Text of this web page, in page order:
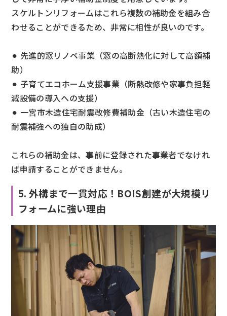
スケルトンリフォームはこれら複数の補助金を組み合
わせることができるため、非常に相性が良いのです。
⚫︎ 先進的窓リノベ事業（窓の高断熱化に対して高額補
助）
⚫︎ 子育てエコホーム支援事業（断熱改修や家事負担軽
減設備の導入への支援）
⚫︎ 一宮市木造住宅耐震改修費補助金（古い木造住宅の
耐震補強への独自の助成）
これらの補助金は、事前に登録された事業者でなけれ
ば申請することができません。
5. 外構まで一貫対応！BOIS創建が大規模リ
フォームに強い理由